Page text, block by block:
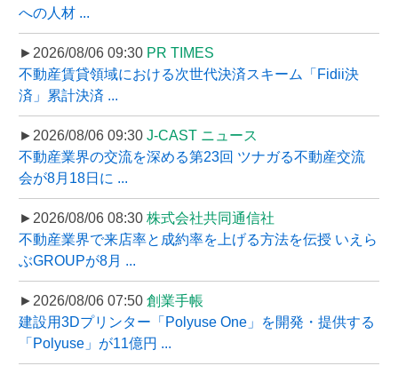
への人材 ...
►2026/08/06 09:30 PR TIMES
不動産賃貸領域における次世代決済スキーム「Fidii決
済」累計決済 ...
►2026/08/06 09:30 J-CAST ニュース
不動産業界の交流を深める第23回 ツナガる不動産交流
会が8月18日に ...
►2026/08/06 08:30 株式会社共同通信社
不動産業界で来店率と成約率を上げる方法を伝授 いえら
ぶGROUPが8月 ...
►2026/08/06 07:50 創業手帳
建設用3Dプリンター「Polyuse One」を開発・提供する
「Polyuse」が11億円 ...